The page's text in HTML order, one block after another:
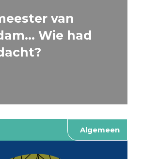
van
Wie had
Algemeen